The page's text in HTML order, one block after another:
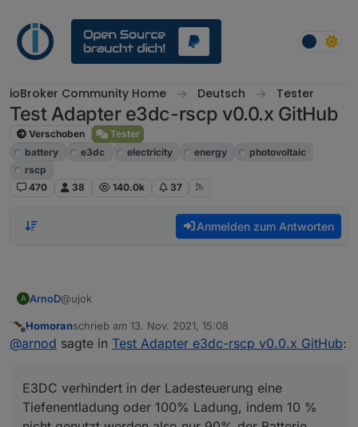
ioBroker Community Home Deutsch Tester
Test Adapter e3dc-rscp v0.0.x GitHub
Verschoben
Tester
battery
e3dc electricity energy
photovoltaic
rscp
470
38 140.0k 37
Anmelden zum Antworten
A ArnoD@ujok
Ich versuche es mal so zu erklären wie ich es
zumindest verstanden habe.
genutzt werden also nur 90% der Batterie Kapazität
stehen tatsächlich zur Verfügung.
Wenn jetzt im Portal ein SOC von 0% angezeigt wird
RSOC => SOC/Ladezustand Portal (entspricht 90% der
Nennkapazität beim S10 E PRO / beim S10 E und S10 mini
können es 100% sein je nach Batterie)
Offline
Homoranschrieb am 13. Nov. 2021, 15:08
zuletzt editiert von
@arnod sagte in Test Adapter e3dc-rscp v0.0.x GitHub:
E3DC verhindert in der Ladesteuerung eine
Tiefenentladung oder 100% Ladung, indem 10 %